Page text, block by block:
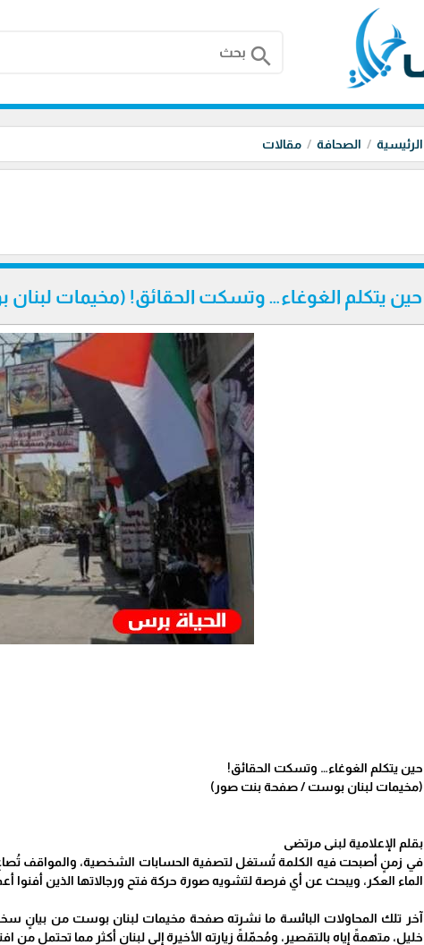
search
الرئيسية الصحافة مقالات
حين يتكلم الغوغاء… وتسكت الحقائق! (مخيمات
حين يتكلم الغوغاء… وتسكت الحقائق!
(مخيمات لبنان بوست / صفحة بنت صور)
بقلم الإعلامية لبنى مرتضى
في زمنٍ أصبحت فيه الكلمة تُستغل لتصفية الحسابات الشخصية، والمواقف
الماء العكر، ويبحث عن أي فرصة لتشويه صورة حركة فتح ورجالاتها الذين أفنوا
آخر تلك المحاولات البائسة ما نشرته صفحة مخيمات لبنان بوست من بيانٍ
خليل، متهمةً إياه بالتقصير، ومُحمّلةً زيارته الأخيرة إلى لبنان أكثر مما تحتمل من